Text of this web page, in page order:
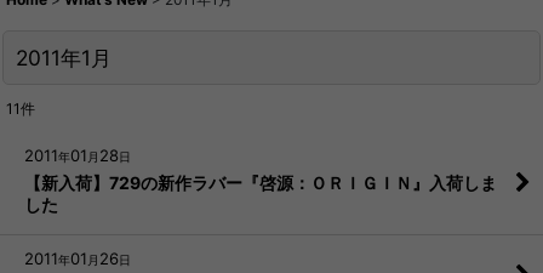
2011年1月
11件
2011年01 月 28日
【新入荷】729の新作ラバー『啓源：ＯＲＩＧＩＮ』入荷しま
した
2011年01 月 26日